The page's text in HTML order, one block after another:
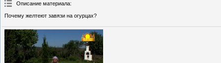
Описание материала:
Почему желтеют завязи на огурцах?